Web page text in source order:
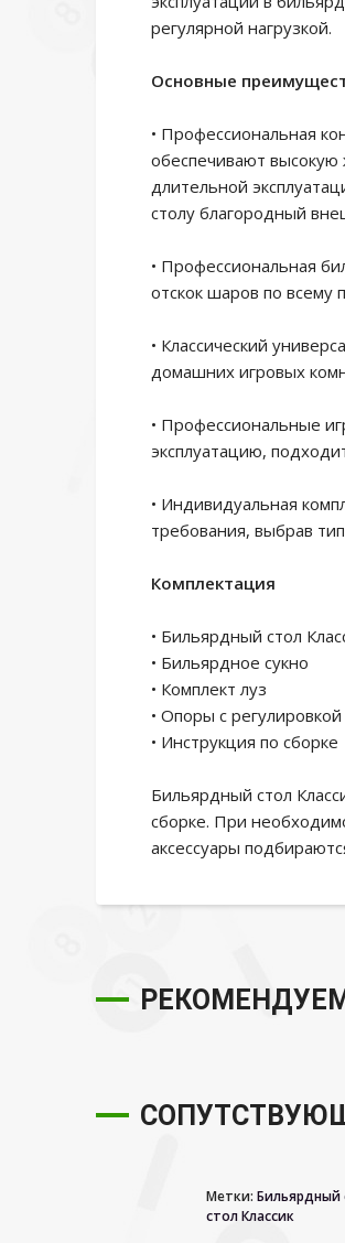
регулярной нагрузкой.
Основные
• Профессиональная
обеспечивают высокую
длительной
столу благородный
• Профессиональная
отскок шаров по всему
• Классический
домашних игровых
• Профессиональные
эксплуатацию,
• Индивидуальная
требования, выбрав
Комплектация
• Бильярдный стол
• Бильярдное сукно
• Комплект луз
• Опоры с
• Инструкция по сборке
Бильярдный стол
сборке. При
аксессуары
Метки: Бильярдный
стол Классик